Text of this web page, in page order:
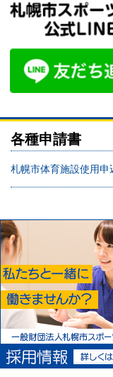
各種申請書
札幌市体育施設使用申